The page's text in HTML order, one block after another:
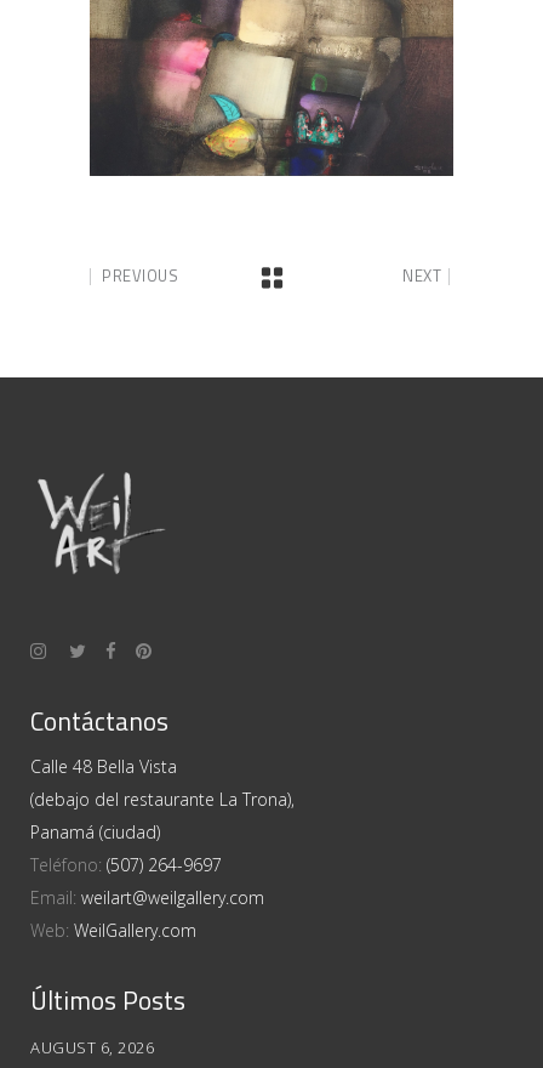
PREVIOUS NEXT
Contáctanos
Calle 48 Bella Vista
(debajo del restaurante La Trona),
Panamá (ciudad)
Teléfono: (507) 264-9697
Email: weilart@weilgallery.com
Web: WeilGallery.com
Últimos Posts
AUGUST 6, 2026